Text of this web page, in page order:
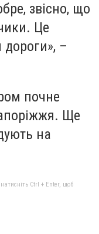
звісно, що
Це
дороги», –
почне
Ще
на
Ctrl + Enter, щоб